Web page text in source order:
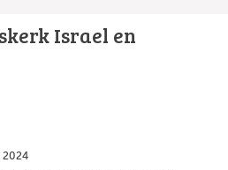
Israel en
2024